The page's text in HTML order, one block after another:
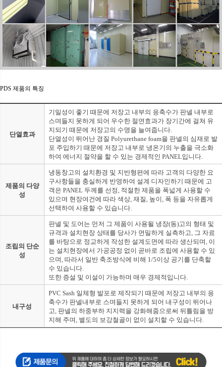
PDS 제품의 특징
단열효과
기밀성이 좋기 때문에 저장고 내부의 응축수가 판넬 내부로
스며들지 못하게 되어 우수한 절연효과가 장기간에 걸쳐 유
지되기 때문에 저장고의 수명을 늘여줍니다.
단열성이 뛰어난 경질 Polyurethane foam을 판넬의 심재로 발
포 주입하기 때문에 저장고 내부로 냉온기의 누출을 극소화
하여 에너지 절약을 할 수 있는 경제적인 PANEL입니다.
제품의 다양
성
냉동창고의 설치환경 및 지반형편에 따라 고객의 다양한 요
구사항들을 충실하게 반영하여 설계 디자인하기 때문에 고
객은 PANEL 두께를 선정, 적절한 제품을 폭넓게 사용할 수
있으며 현장여건에 따라 색상, 재질, 높이, 폭 등을 자유롭게
선택하여 사용할 수 있습니다.
조립의 단순
성
판넬 및 도어는 먼저 그 제품이 사용될 냉장(동)고의 형태 및
규격과 설치현장 상태를 당사가 면밀하게 실측하고, 그 자료
를 바탕으로 정교하게 작성한 설계도면에 따라 생산되며, 이
는 설치현장에서 가공공정 없이 곧바로 조립에 사용할 수 있
으며, 따라서 일반 축조방식에 비해 1/5이상 공기를 단축할
수 있습니다.
또한 증설 및 이설이 가능하며 매우 경제적입니다.
내구성
PVC Sash 일체형 발포로 제작되기 때문에 저장고 내부의 응
축수가 판넬내부로 스며들지 못하게 되어 내구성이 뛰어나
고, 판넬의 하중부하 지지력을 강화해줌으로써 뒤틀림을 방
지해 주며, 별도의 보강철골이 없이 설치할 수 있습니다.